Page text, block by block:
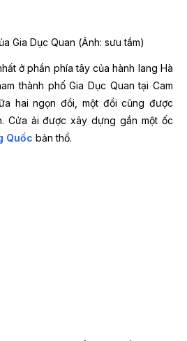
Gia Dục Quan (Ảnh: sưu tầm)
ở phần phía tây của hành lang Hà
thành phố Gia Dục Quan tại Cam
hai ngọn đồi, một đồi cũng được
Cửa ải được xây dựng gần một ốc
Quốc bản thổ.